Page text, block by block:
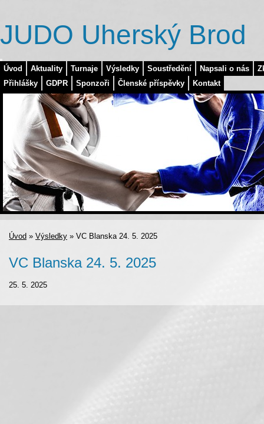
Úvod Aktuality Turnaje Výsledky Soustředění Napsali o nás
Přihlášky
GDPR Sponzoři Členské příspěvky Kontakt
JUDO Uherský Brod
Úvod » Výsledky » VC Blanska 24. 5. 2025
VC Blanska 24. 5. 2025
25. 5. 2025